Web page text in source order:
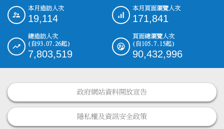
::: 本月造訪人次
19,114
本月頁面瀏覽人次
171,841
總造訪人次
(自93.07.26起)
7,803,519
頁面總瀏覽人次
(自105.7.15起)
90,432,996
政府網站資料開放宣告
隱私權及資訊安全政策